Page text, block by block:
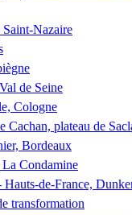
Nazaire
de Seine
Cologne
Cachan, plateau de
Bordeaux
La Condamine
de-France,
transformation